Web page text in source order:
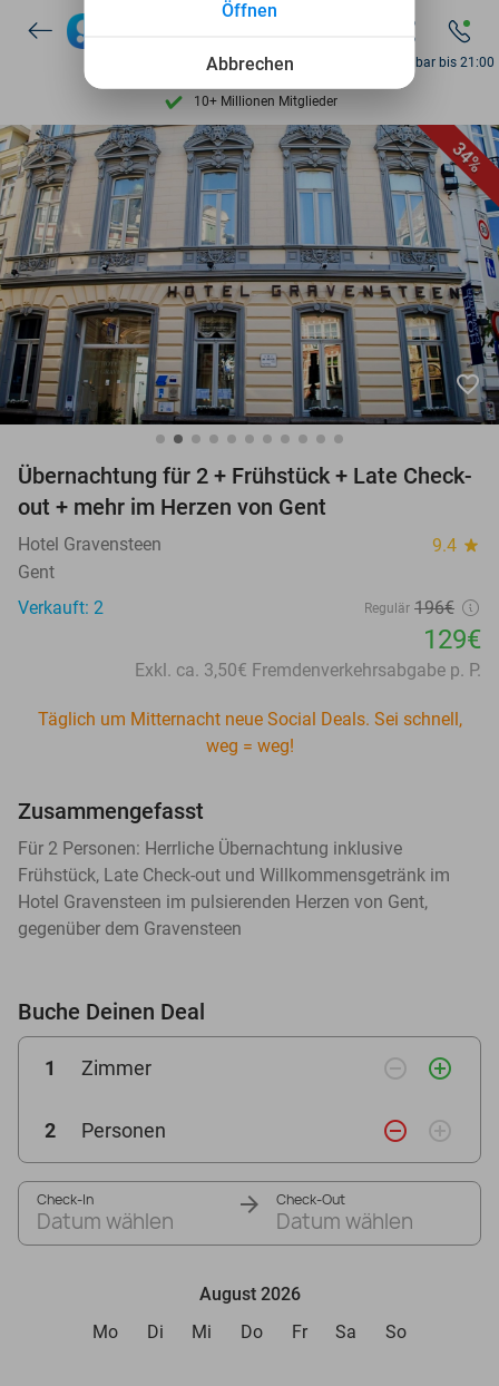
7 Tage die Woche verfügbar
10+ Millionen Mitglieder
9,4 basierend auf206.265 Bewertungen
Entdecke 15.000+ Deals
7 Tage die Woche verfügbar
10+ Millionen Mitglieder
Erreichbar bis 21:00
34%
favorite_border
Übernachtung für 2 + Frühstück + Late Check-
out + mehr im Herzen von Gent
Hotel Gravensteen 9.4 star
Gent
Verkauft: 2
Regulär 196€
129€
Exkl. ca. 3,50€ Fremdenverkehrsabgabe p. P.
Täglich um Mitternacht neue Social Deals. Sei schnell,
weg = weg!
Zusammengefasst
Für 2 Personen: Herrliche Übernachtung inklusive
Frühstück, Late Check-out und Willkommensgetränk im
Hotel Gravensteen im pulsierenden Herzen von Gent,
gegenüber dem Gravensteen
Buche Deinen Deal
1 Zimmer remove_circle_outline add_circle_outline
2 Personen remove_circle_outline add_circle_outline
Check-In
Datum wählen
Check-Out
Datum wählen
August 2026
Mo
Di Mi Do Fr Sa So
Abbrechen
Öffnen